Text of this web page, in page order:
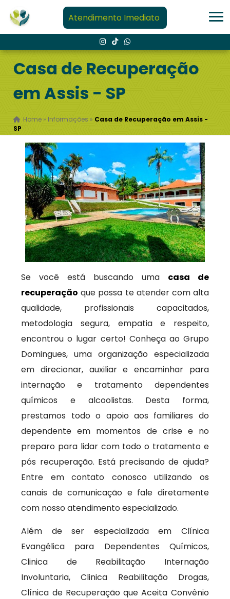
Atendimento Imediato
Casa de Recuperação
em Assis - SP
Home » Informações » Casa de Recuperação em Assis -
SP
Se você está buscando uma casa de
recuperação que possa te atender com alta
qualidade, profissionais capacitados,
metodologia segura, empatia e respeito,
encontrou o lugar certo! Conheça ao Grupo
Domingues, uma organização especializada
em direcionar, auxiliar e encaminhar para
internação e tratamento dependentes
químicos e alcoolistas. Desta forma,
prestamos todo o apoio aos familiares do
dependente em momentos de crise e no
preparo para lidar com todo o tratamento e
pós recuperação. Está precisando de ajuda?
Entre em contato conosco utilizando os
canais de comunicação e fale diretamente
com nosso atendimento especializado.
Além de ser especializada em Clínica
Evangélica para Dependentes Químicos,
Clinica de Reabilitação Internação
Involuntaria, Clinica Reabilitação Drogas,
Clínica de Recuperação que Aceita Convênio